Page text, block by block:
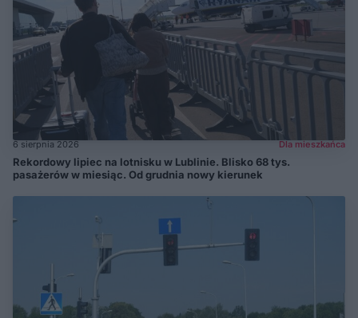
6 sierpnia 2026 Dla mieszkańca
Rekordowy lipiec na lotnisku w Lublinie. Blisko 68 tys.
pasażerów w miesiąc. Od grudnia nowy kierunek